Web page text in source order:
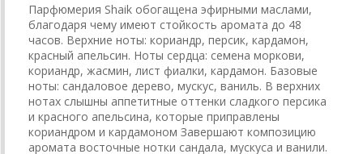
Парфюмерия Shaik обогащена эфирными маслами,
благодаря чему имеют стойкость аромата до 48
часов. Верхние ноты: кориандр, персик, кардамон,
красный апельсин. Ноты сердца: семена моркови,
кориандр, жасмин, лист фиалки, кардамон. Базовые
ноты: сандаловое дерево, мускус, ваниль. В верхних
нотах слышны аппетитные оттенки сладкого персика
и красного апельсина, которые приправлены
кориандром и кардамоном Завершают композицию
аромата восточные нотки сандала, мускуса и ванили.